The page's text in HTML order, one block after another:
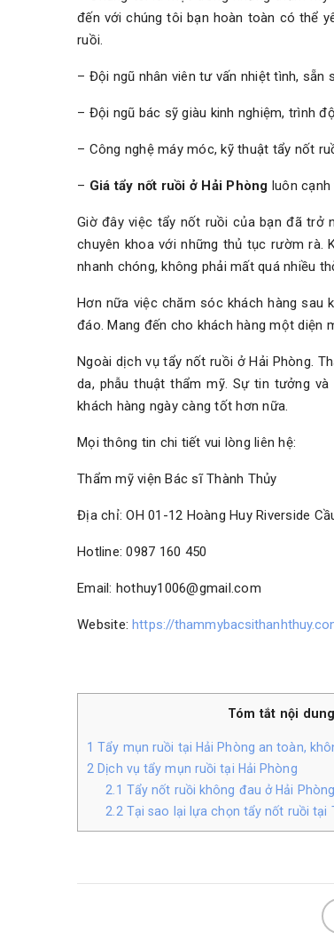
đến với chúng tôi bạn hoàn toàn có thể
ruồi.
– Đội ngũ nhân viên tư vấn nhiệt tình,
– Đội ngũ bác sỹ giàu kinh nghiệm, trình
– Công nghệ máy móc, kỹ thuật tẩy nốt
– Giá tẩy nốt ruồi ở Hải Phòng luôn
Giờ đây việc tẩy nốt ruồi của bạn đã trở
chuyên khoa với những thủ tục rườm rà.
nhanh chóng, không phải mất quá nhiều
Hơn nữa việc chăm sóc khách hàng sau
đáo. Mang đến cho khách hàng một diện
Ngoài dịch vụ tẩy nốt ruồi ở Hải Phòng.
da, phẫu thuật thẩm mỹ. Sự tin tưởng
khách hàng ngày càng tốt hơn nữa.
Mọi thông tin chi tiết vui lòng liên hệ:
Thẩm mỹ viện Bác sĩ Thành Thủy
Địa chỉ: OH 01-12 Hoàng Huy Riverside
Hotline: 0987 160 450
Email: hothuy1006@gmail.com
Website:https://
Tóm tắt nội dung
1 Tẩy mụn ruồi tại Hải Phòng an toàn,
2 Dịch vụ tẩy mụn ruồi tại Hải Phòng
2.1 Tẩy nốt ruồi không đau ở Hải Phòng
2.2Tại sao lại lựa chọn tẩy nốt ruồi tại